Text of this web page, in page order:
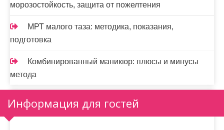
морозостойкость, защита от пожелтения
МРТ малого таза: методика, показания,
подготовка
Комбинированный маникюр: плюсы и минусы
метода
Информация для гостей